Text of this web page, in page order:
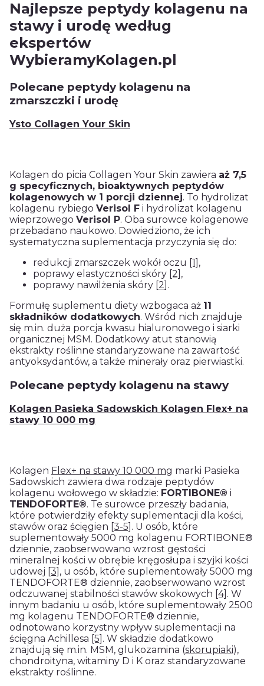
Najlepsze peptydy kolagenu na
stawy i urodę według
ekspertów
WybieramyKolagen.pl
Polecane peptydy kolagenu na
zmarszczki i urodę
Ysto Collagen Your Skin
Kolagen do picia Collagen Your Skin zawiera aż 7,5
g specyficznych, bioaktywnych peptydów
kolagenowych w 1 porcji dziennej. To hydrolizat
kolagenu rybiego Verisol F i hydrolizat kolagenu
wieprzowego Verisol P. Oba surowce kolagenowe
przebadano naukowo. Dowiedziono, że ich
systematyczna suplementacja przyczynia się do:
redukcji zmarszczek wokół oczu [1] ,
poprawy elastyczności skóry [2] ,
poprawy nawilżenia skóry [2] .
Formułę suplementu diety wzbogaca aż 11
składników dodatkowych. Wśród nich znajduje
się m.in. duża porcja kwasu hialuronowego i siarki
organicznej MSM. Dodatkowy atut stanowią
ekstrakty roślinne standaryzowane na zawartość
antyoksydantów, a także minerały oraz pierwiastki.
Polecane peptydy kolagenu na stawy
Kolagen Pasieka Sadowskich Kolagen Flex+ na
stawy 10 000 mg
Kolagen Flex+ na stawy 10 000 mg marki Pasieka
Sadowskich zawiera dwa rodzaje peptydów
kolagenu wołowego w składzie: FORTIBONE® i
TENDOFORTE®. Te surowce przeszły badania,
które potwierdziły efekty suplementacji dla kości,
stawów oraz ścięgien [3-5] . U osób, które
suplementowały 5000 mg kolagenu FORTIBONE®
dziennie, zaobserwowano wzrost gęstości
mineralnej kości w obrębie kręgosłupa i szyjki kości
udowej [3] , u osób, które suplementowały 5000 mg
TENDOFORTE® dziennie, zaobserwowano wzrost
odczuwanej stabilności stawów skokowych [4] . W
innym badaniu u osób, które suplementowały 2500
mg kolagenu TENDOFORTE® dziennie,
odnotowano korzystny wpływ suplementacji na
ścięgna Achillesa [5] . W składzie dodatkowo
znajdują się m.in. MSM, glukozamina (skorupiaki),
chondroityna, witaminy D i K oraz standaryzowane
ekstrakty roślinne.